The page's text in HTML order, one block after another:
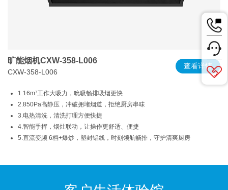
旷能烟机CXW-358-L006
CXW-358-L006
查看详情
1.16m³工作大吸力，吮吸畅排吸烟更快
2.850Pa高静压，冲破拥堵烟道，拒绝厨房串味
3.电热清洗，清洗打理方便快捷
4.智能手挥，烟灶联动，让操作更舒适、便捷
5.直流变频 6档+爆炒，塑封铝线，时刻领航畅排，守护清爽厨房